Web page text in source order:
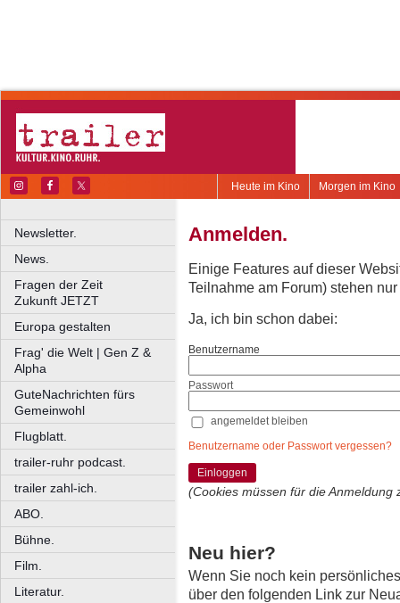
Morgen im Kino
Heute im Kino
Newsletter.
News.
Fragen der Zeit
Zukunft JETZT
Europa gestalten
Frag' die Welt | Gen Z &
Alpha
GuteNachrichten fürs
Gemeinwohl
Flugblatt.
trailer-ruhr podcast.
trailer zahl-ich.
ABO.
Bühne.
Film.
Literatur.
Anmelden.
Einige Features auf dieser
Teilnahme am Forum) stehen
Ja, ich bin schon dabei:
Benutzername
Passwort
angemeldet bleiben
Benutzername oder Passwort vergessen?
Einloggen
(Cookies müssen für die Anmeldung
Neu hier?
Wenn Sie noch kein
über den folgenden Link zur